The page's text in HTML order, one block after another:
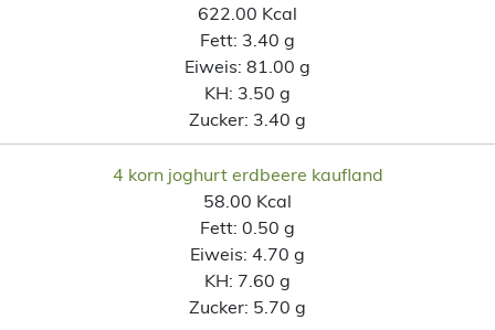
622.00 Kcal
Fett: 3.40 g
Eiweis: 81.00 g
KH: 3.50 g
Zucker: 3.40 g
4 korn joghurt erdbeere kaufland
58.00 Kcal
Fett: 0.50 g
Eiweis: 4.70 g
KH: 7.60 g
Zucker: 5.70 g